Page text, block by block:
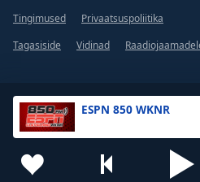
ESPN 850 WKNR
Tingimused
Privaatsuspoliitika
Tagasiside
Vidinad